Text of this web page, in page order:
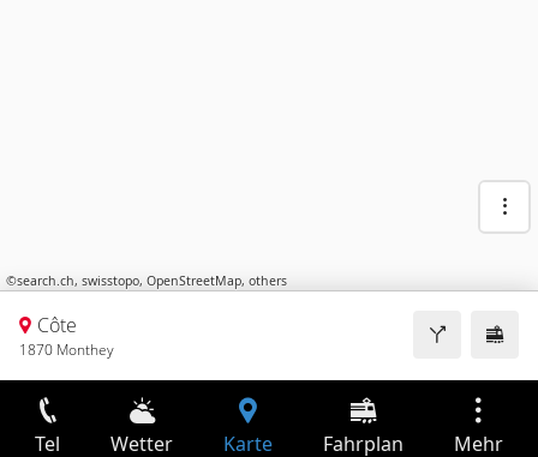
©search.ch, swisstopo, OpenStreetMap, others
Côte
1870 Monthey
Tel Wetter Karte Fahrplan Mehr